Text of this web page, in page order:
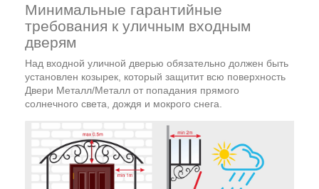
Минимальные гарантийные
требования к уличным входным
дверям
Над входной уличной дверью обязательно должен быть
установлен козырек, который защитит всю поверхность
Двери Металл/Металл от попадания прямого
солнечного света, дождя и мокрого снега.